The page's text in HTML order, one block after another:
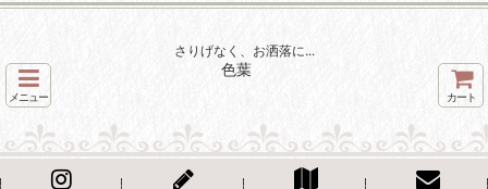
さりげなく、お洒落に...
メニュー
色葉
カート